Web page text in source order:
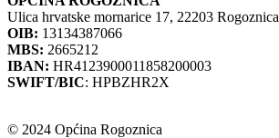
Ulica hrvatske mornarice 17, 22203 Rogoznica
OIB: 13134387066
MBS: 2665212
IBAN: HR4123900011858200003
SWIFT/BIC: HPBZHR2X
© 2024 Općina Rogoznica